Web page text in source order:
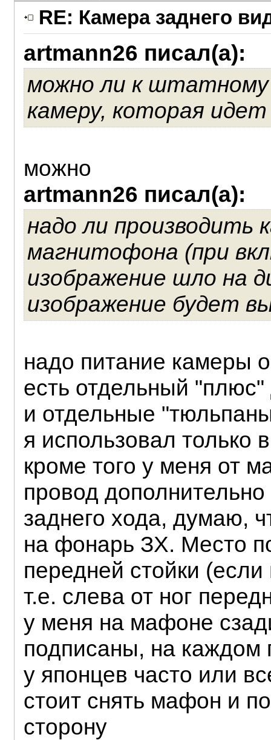
RE: Камера заднего
artmann26 писал(а):
можно ли к
камеру, которая
можно
artmann26 писал(а):
надо ли производить
магнитофона (при
изображение шло на
изображение будет
надо питание камеры
есть отдельный "плюс"
и отдельные
я использовал только
кроме того у меня от
провод
заднего хода, думаю,
на фонарь ЗХ. Место
передней стойки
т.е. слева от ног
у меня на мафоне
подписаны, на каждом
у японцев часто или
стоит снять мафон и
сторону